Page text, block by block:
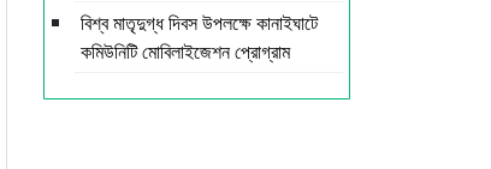
বিশ্ব মাতৃদুগ্ধ দিবস উপলক্ষে কানাইঘাটে
কমিউনিটি মোবিলাইজেশন প্রোগ্রাম